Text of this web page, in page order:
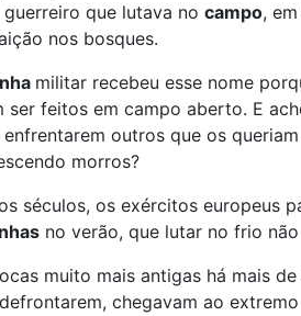
que lutava no campo,
nos bosques.
militar recebeu esse nome
ser feitos em campo aberto. E
outros que os
morros?
séculos, os exércitos europeus
no verão, que lutar no frio
muito mais antigas há mais
chegavam ao